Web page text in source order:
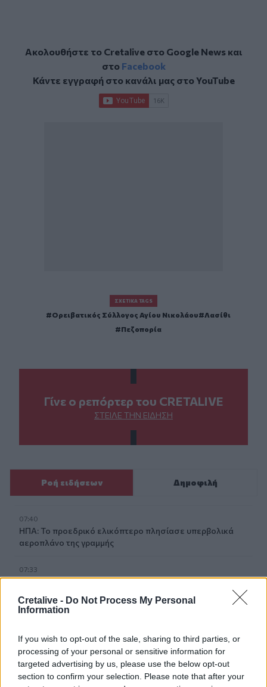
Cretalive - Do Not Process My Personal
Information
If you wish to opt-out of the sale, sharing to third parties, or
processing of your personal or sensitive information for
targeted advertising by us, please use the below opt-out
section to confirm your selection. Please note that after your
Ακολουθήστε το Cretalive στο Google Newsκαι
στο Facebook
Κάντε εγγραφή στο κανάλι μας στοYouTube
ΣΧΕΤΙΚΆ TAGS
Ορειβατικός Σύλλογος Αγίου Νικολάου
Λασίθι
Πεζοπορία
Γίνε ο ρεπόρτερ του CRETALIVE
ΣΤΕΊΛΕ ΤΗΝ ΕΊΔΗΣΗ
Ροή ειδήσεων Δημοφιλή
07:40
ΗΠΑ: Το προεδρικό ελικόπτερο πλησίασε υπερβολικά
αεροπλάνο της γραμμής
07:33
Τα πρωτοσέλιδα των εφημερίδων
07:26
07:20
Στην Ελλάδα σήμερα, από τη Βρετανία, η 46χρονη που
κατηγορείται για τον εμπρησμό στη Marfin